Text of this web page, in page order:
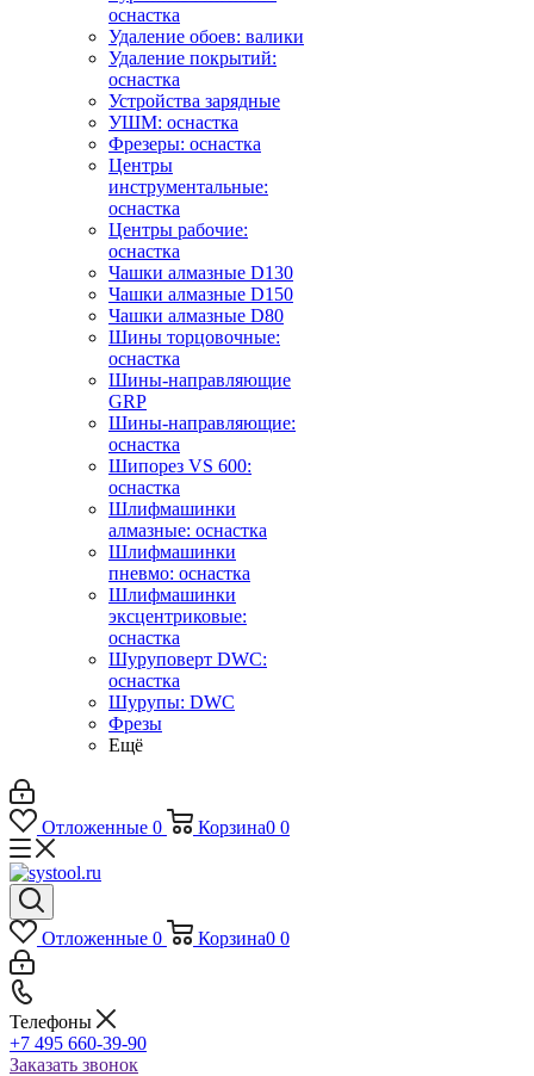
оснастка
Удаление обоев: валики
Удаление покрытий:
оснастка
Устройства зарядные
УШМ: оснастка
Фрезеры: оснастка
Центры
инструментальные:
оснастка
Центры рабочие:
оснастка
Чашки алмазные D130
Чашки алмазные D150
Чашки алмазные D80
Шины торцовочные:
оснастка
Шины-направляющие
GRP
Шины-направляющие:
оснастка
Шипорез VS 600:
оснастка
Шлифмашинки
алмазные: оснастка
Шлифмашинки
пневмо: оснастка
Шлифмашинки
эксцентриковые:
оснастка
Шуруповерт DWC:
оснастка
Шурупы: DWC
Фрезы
Ещё
Отложенные 0 Корзина0 0
Отложенные 0 Корзина0 0
Телефоны
+7 495 660-39-90
Заказать звонок